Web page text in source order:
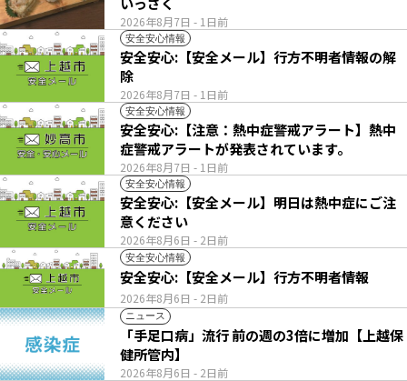
2026年8月7日 - 1日前
安全安心情報
2026年8月7日 - 1日前
安全安心:【安全メール】行方不明者情報の解
除
安全安心情報
2026年8月7日 - 1日前
安全安心:【注意：熱中症警戒アラート】熱中
症警戒アラートが発表されています。
安全安心情報
2026年8月6日 - 2日前
安全安心:【安全メール】明日は熱中症にご注
意ください
安全安心情報
2026年8月6日 - 2日前
安全安心:【安全メール】行方不明者情報
ニュース
2026年8月6日 - 2日前
「手足口病」流行 前の週の3倍に増加【上越保
健所管内】